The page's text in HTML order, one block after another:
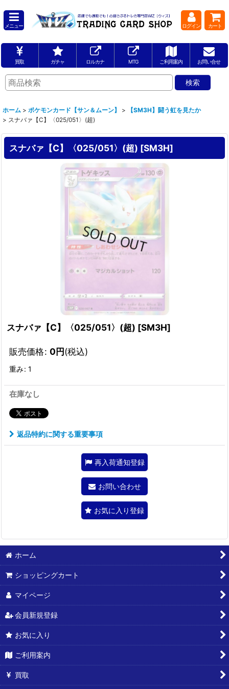
メニュー ログイン カート
買取 ガチャ ロルカナ MTG ご利用案内 お問い合せ
ホーム > ポケモンカード【サン＆ムーン】 >
【SM3H】闘う虹を見たか
> スナバァ【C】〈025/051〉(超)
スナバァ【C】〈025/051〉(超) [SM3H]
スナバァ【C】〈025/051〉(超) [SM3H]
販売価格: 0円(税込)
重み: 1
在庫なし
返品特約に関する重要事項
再入荷通知登録
お問い合わせ
お気に入り登録
ホーム
ショッピングカート
マイページ
会員新規登録
お気に入り
ご利用案内
買取